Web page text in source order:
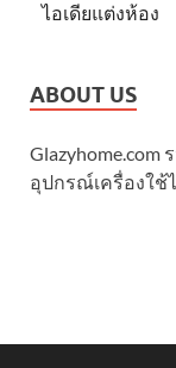
ไอเดียแต่งห้อง
ABOUT US
Glazyhome.com
อุปกรณ์เครื่องใช้